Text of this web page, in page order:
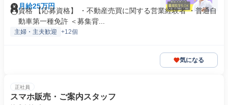
月給25万円
資格 【応募資格】 ・不動産売買に関する営業経験者 ・普通自
動車第一種免許 ＜募集背...
主婦・主夫歓迎 +12個
気になる
正社員
スマホ販売・ご案内スタッフ